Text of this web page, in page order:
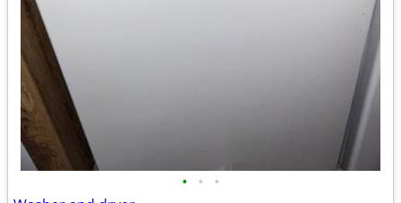
• • •